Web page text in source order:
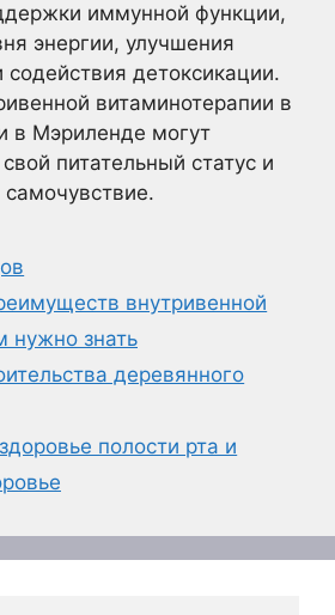
иммунной функции,
энергии, улучшения
детоксикации.
витаминотерапии в
в Мэриленде могут
питательный статус и
внутривенной
нужно знать
деревянного
полости рта и